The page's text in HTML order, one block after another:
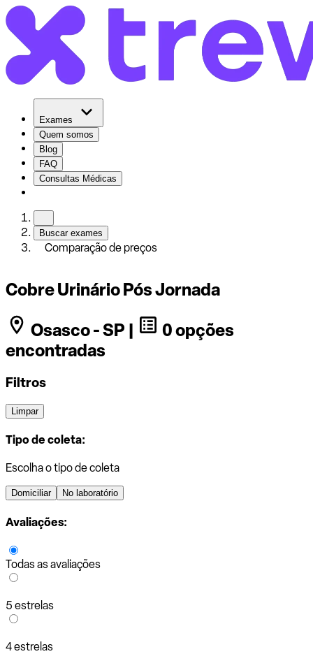
Exames
Quem somos
Blog
FAQ
Consultas Médicas
Buscar exames
Comparação de preços
Cobre Urinário Pós Jornada
Osasco - SP |
0 opções
encontradas
Filtros
Limpar
Tipo de coleta:
Escolha o tipo de coleta
Domiciliar No laboratório
Avaliações:
Todas as avaliações
5 estrelas
4 estrelas